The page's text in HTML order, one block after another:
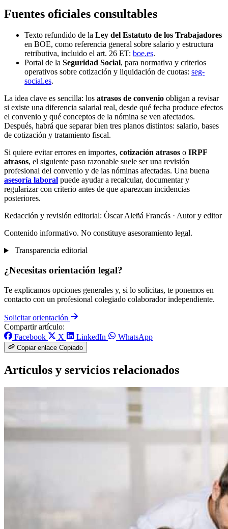
Fuentes oficiales consultables
Texto refundido de la Ley del Estatuto de los Trabajadores
en BOE, como referencia general sobre salario y estructura
retributiva, incluido el art. 26 ET: boe.es.
Portal de la Seguridad Social, para normativa y criterios
operativos sobre cotización y liquidación de cuotas: seg-
social.es.
La idea clave es sencilla: los atrasos de convenio obligan a revisar
si existe una diferencia salarial real, desde qué fecha produce efectos
el convenio y qué conceptos de la nómina se ven afectados.
Después, habrá que separar bien tres planos distintos: salario, bases
de cotización y tratamiento fiscal.
Si quiere evitar errores en importes, cotización atrasos o IRPF
atrasos, el siguiente paso razonable suele ser una revisión
profesional del convenio y de las nóminas afectadas. Una buena
asesoría laboral puede ayudar a recalcular, documentar y
regularizar con criterio antes de que aparezcan incidencias
posteriores.
Redacción y revisión editorial: Òscar Aleñá Francás · Autor y editor
Contenido informativo. No constituye asesoramiento legal.
Transparencia editorial
¿Necesitas orientación legal?
Te explicamos opciones generales y, si lo solicitas, te ponemos en
contacto con un profesional colegiado colaborador independiente.
Solicitar orientación
Compartir artículo:
Facebook
X LinkedIn WhatsApp
Copiar enlace Copiado
Artículos y servicios relacionados